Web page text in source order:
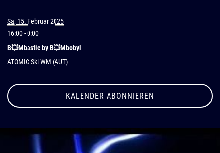
Sa, 15. Februar 2025
16:00- 0:00
B💥Mbastic by B💥Mbobyl
ATOMIC Ski WM (AUT)
KALENDER ABONNIEREN